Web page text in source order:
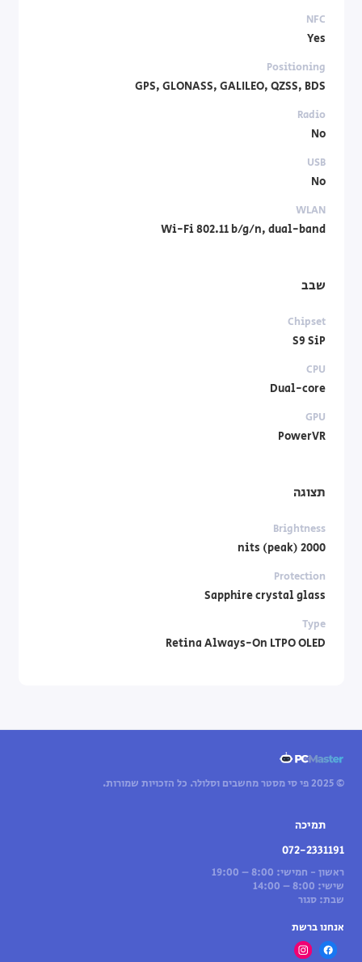
NFC
Yes
Positioning
GPS, GLONASS, GALILEO, QZSS, BDS
Radio
No
USB
No
WLAN
Wi-Fi 802.11 b/g/n, dual-band
שבב
Chipset
S9 SiP
CPU
Dual-core
GPU
PowerVR
תצוגה
Brightness
2000 nits (peak)
Protection
Sapphire crystal glass
Type
Retina Always-On LTPO OLED
© 2025 פי סי מסטר מחשבים וסלולר. כל הזכויות שמורות.
תמיכה
072-2331191
ראשון - חמישי: 8:00 – 19:00
שישי: 8:00 – 14:00
שבת: סגור
אנחנו ברשת